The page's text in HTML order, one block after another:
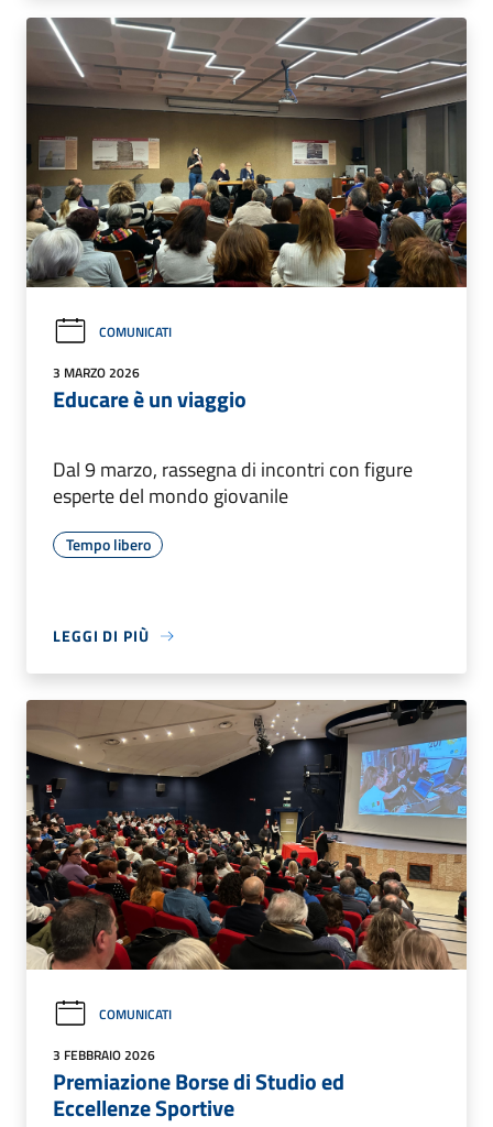
COMUNICATI
3 MARZO 2026
Educare è un viaggio
Dal 9 marzo, rassegna di incontri con figure
esperte del mondo giovanile
Tempo libero
LEGGI DI PIÙ
COMUNICATI
3 FEBBRAIO 2026
Premiazione Borse di Studio ed
Eccellenze Sportive